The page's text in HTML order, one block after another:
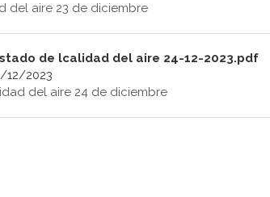
del aire 23 de diciembre
de lcalidad del aire 24-12-2023.pdf
12/2023
del aire 24 de diciembre